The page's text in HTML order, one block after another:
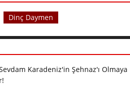
Dinç Daymen
Karadeniz'in Şehnaz'ı Olmaya